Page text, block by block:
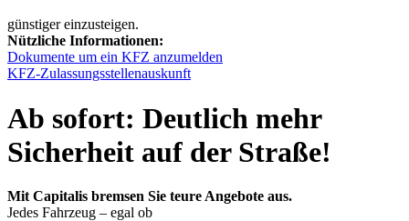
günstiger einzusteigen.
Nützliche Informationen:
Dokumente um ein KFZ anzumelden
KFZ-Zulassungsstellenauskunft
Ab sofort: Deutlich mehr
Sicherheit auf der Straße!
Mit Capitalis bremsen Sie teure Angebote aus.
Jedes Fahrzeug – egal ob